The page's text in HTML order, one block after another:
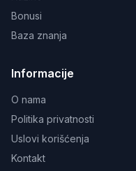
Bonusi
Baza znanja
Informacije
O nama
Politika privatnosti
Uslovi korišćenja
Kontakt